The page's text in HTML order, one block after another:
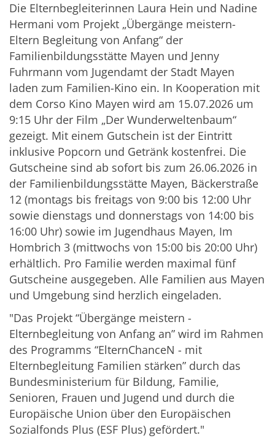
Die Elternbegleiterinnen Laura Hein und Nadine
Hermani vom Projekt „Übergänge meistern-
Eltern Begleitung von Anfang“ der
Familienbildungsstätte Mayen und Jenny
Fuhrmann vom Jugendamt der Stadt Mayen
laden zum Familien-Kino ein. In Kooperation mit
dem Corso Kino Mayen wird am 15.07.2026 um
9:15 Uhr der Film „Der Wunderweltenbaum“
gezeigt. Mit einem Gutschein ist der Eintritt
inklusive Popcorn und Getränk kostenfrei. Die
Gutscheine sind ab sofort bis zum 26.06.2026 in
der Familienbildungsstätte Mayen, Bäckerstraße
12 (montags bis freitags von 9:00 bis 12:00 Uhr
sowie dienstags und donnerstags von 14:00 bis
16:00 Uhr) sowie im Jugendhaus Mayen, Im
Hombrich 3 (mittwochs von 15:00 bis 20:00 Uhr)
erhältlich. Pro Familie werden maximal fünf
Gutscheine ausgegeben. Alle Familien aus Mayen
und Umgebung sind herzlich eingeladen.
"Das Projekt “Übergänge meistern -
Elternbegleitung von Anfang an” wird im Rahmen
des Programms “ElternChanceN - mit
Elternbegleitung Familien stärken” durch das
Bundesministerium für Bildung, Familie,
Senioren, Frauen und Jugend und durch die
Europäische Union über den Europäischen
Sozialfonds Plus (ESF Plus) gefördert."